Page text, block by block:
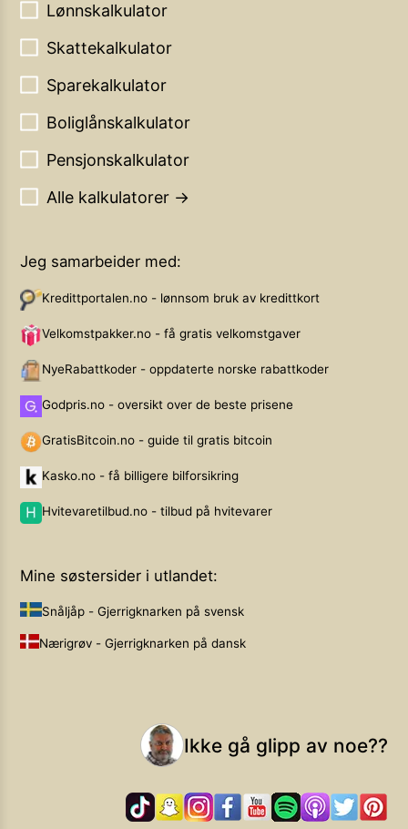
Lønnskalkulator
Skattekalkulator
Sparekalkulator
Boliglånskalkulator
Pensjonskalkulator
Alle kalkulatorer →
Jeg samarbeider med:
Kredittportalen.no - lønnsom bruk av kredittkort
Velkomstpakker.no - få gratis velkomstgaver
NyeRabattkoder - oppdaterte norske rabattkoder
Godpris.no - oversikt over de beste prisene
GratisBitcoin.no - guide til gratis bitcoin
Kasko.no - få billigere bilforsikring
Hvitevaretilbud.no - tilbud på hvitevarer
Mine søstersider i utlandet:
Snåljåp - Gjerrigknarken på svensk
Nærigrøv - Gjerrigknarken på dansk
Ikke gå glipp av noe??